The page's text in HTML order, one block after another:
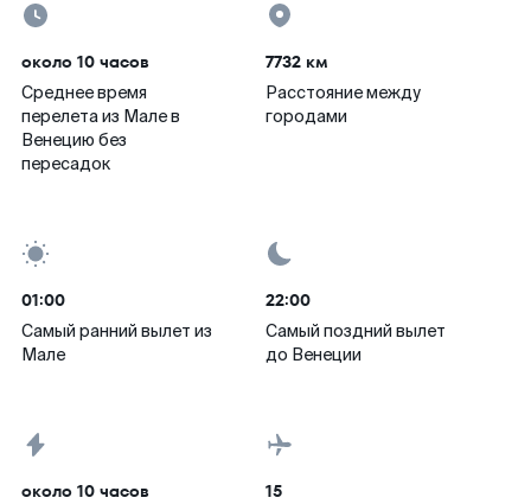
около 10 часов
Среднее время
перелета из Мале в
Венецию без
пересадок
7732 км
Расстояние между
городами
01:00
Самый ранний вылет из
Мале
22:00
Самый поздний вылет
до Венеции
около 10 часов 15